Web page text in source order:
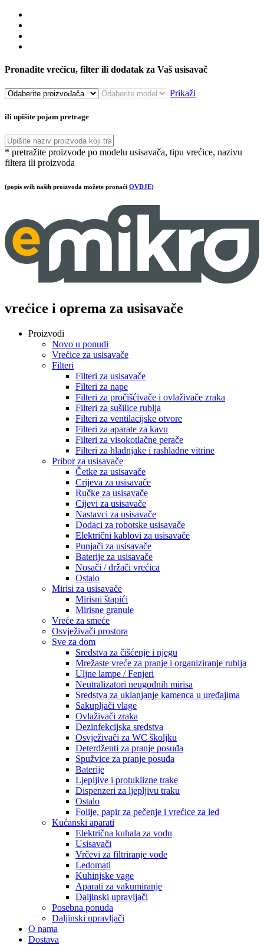
Pronađite vrećicu, filter ili dodatak za Vaš usisavač
Prikaži
ili upišite pojam pretrage
* pretražite proizvode po modelu usisavača, tipu vrećice, nazivu
filtera ili proizvoda
(popis svih naših proizvoda možete pronaći OVDJE)
vrećice i oprema za usisavače
Proizvodi
Novo u ponudi
Vrećice za usisavače
Filteri
Filteri za usisavače
Filteri za nape
Filteri za pročišćivače i ovlaživače zraka
Filteri za sušilice rublja
Filteri za ventilacijske otvore
Filteri za aparate za kavu
Filteri za visokotlačne perače
Filteri za hladnjake i rashladne vitrine
Pribor za usisavače
Četke za usisavače
Crijeva za usisavače
Ručke za usisavače
Cijevi za usisavače
Nastavci za usisavače
Dodaci za robotske usisavače
Električni kablovi za usisavače
Punjači za usisavače
Baterije za usisavače
Nosači / držači vrećica
Ostalo
Mirisi za usisavače
Mirisni štapići
Mirisne granule
Vreće za smeće
Osvježivači prostora
Sve za dom
Sredstva za čišćenje i njegu
Mrežaste vreće za pranje i organiziranje rublja
Uljne lampe / Fenjeri
Neutralizatori neugodnih mirisa
Sredstva za uklanjanje kamenca u uređajima
Sakupljači vlage
Ovlaživači zraka
Dezinfekcijska sredstva
Osvježivači za WC školjku
Deterdženti za pranje posuđa
Spužvice za pranje posuđa
Baterije
Ljepljive i protuklizne trake
Dispenzeri za ljepljivu traku
Ostalo
Folije, papir za pečenje i vrećice za led
Kućanski aparati
Električna kuhala za vodu
Usisavači
Vrčevi za filtriranje vode
Ledomati
Kuhinjske vage
Aparati za vakumiranje
Daljinski upravljači
Posebna ponuda
Daljinski upravljači
O nama
Dostava